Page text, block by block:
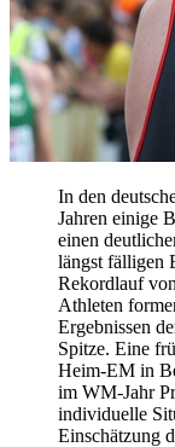
In den
Jahren einige
einen
längst fälligen
Rekordlauf
Athleten
Ergebnissen
Spitze. Eine
Heim-EM in
im WM-Jahr
individuelle
Einschätzung